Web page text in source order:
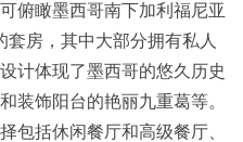
俯瞰墨西哥南下加利福尼亚
套房，其中大部分拥有私人
计体现了墨西哥的悠久历史
装饰阳台的艳丽九重葛等。
包括休闲餐厅和高级餐厅、